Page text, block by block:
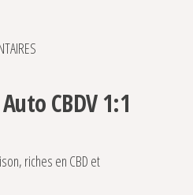
CBDV 1:1
riches en CBD et